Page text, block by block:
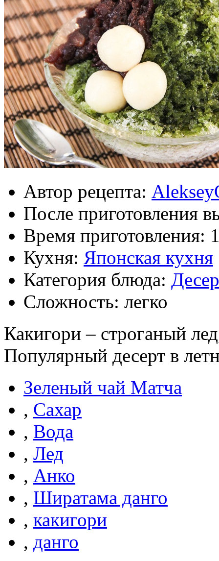
Автор рецепта:
После приготовления
Время приготовления:
Кухня: Японская кухня
Категория блюда:
Сложность: легко
Какигори – строганый
Популярный десерт в
Зеленый чай Матча
, Сахар
, Вода
, Лед
, Анко
, Ширатама данго
, какигори
, данго